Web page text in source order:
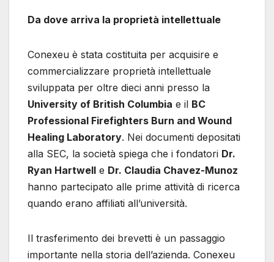
Da dove arriva la proprietà intellettuale
Conexeu è stata costituita per acquisire e
commercializzare proprietà intellettuale
sviluppata per oltre dieci anni presso la
University of British Columbia e il BC
Professional Firefighters Burn and Wound
Healing Laboratory. Nei documenti depositati
alla SEC, la società spiega che i fondatori Dr.
Ryan Hartwell e Dr. Claudia Chavez-Munoz
hanno partecipato alle prime attività di ricerca
quando erano affiliati all’università.
Il trasferimento dei brevetti è un passaggio
importante nella storia dell’azienda. Conexeu